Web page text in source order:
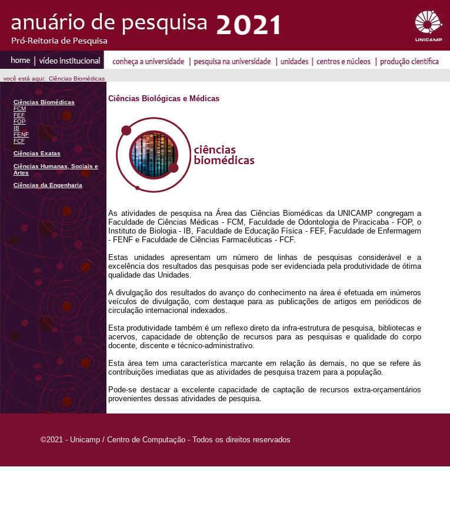
você está aqui: Ciências Biomédicas
Ciências Biomédicas
FCM
FEF
FOP
IB
FENF
FCF
Ciências Exatas
Ciências Humanas, Sociais e
Artes
Ciências da Engenharia
Ciências Biológicas e Médicas
As atividades de pesquisa na Área das Ciências Biomédicas da UNICAMP congregam a
Faculdade de Ciências Médicas - FCM, Faculdade de Odontologia de Piracicaba - FOP, o
Instituto de Biologia - IB, Faculdade de Educação Física - FEF, Faculdade de Enfermagem
- FENF e Faculdade de Ciências Farmacêuticas - FCF.
Estas unidades apresentam um número de linhas de pesquisas considerável e a
excelência dos resultados das pesquisas pode ser evidenciada pela produtividade de ótima
qualidade das Unidades.
A divulgação dos resultados do avanço do conhecimento na área é efetuada em inúmeros
veículos de divulgação, com destaque para as publicações de artigos em periódicos de
circulação internacional indexados.
Esta produtividade também é um reflexo direto da infra-estrutura de pesquisa, bibliotecas e
acervos, capacidade de obtenção de recursos para as pesquisas e qualidade do corpo
docente, discente e técnico-administrativo.
Esta área tem uma característica marcante em relação às demais, no que se refere às
contribuições imediatas que as atividades de pesquisa trazem para a população.
Pode-se destacar a excelente capacidade de captação de recursos extra-orçamentários
provenientes dessas atividades de pesquisa.
©2021 - Unicamp / Centro de Computação - Todos os direitos reservados